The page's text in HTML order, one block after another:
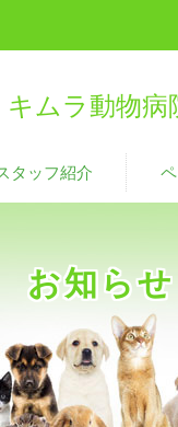
キムラ動物病
タッフ紹介
お知らせ